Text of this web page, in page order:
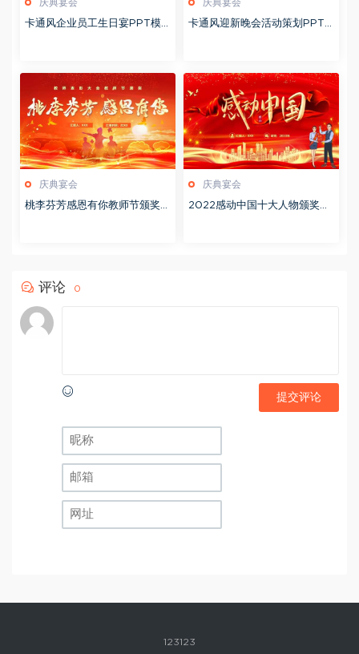
庆典宴会
卡通风企业员工生日宴PPT模
庆典宴会
卡通风迎新晚会活动策划PPT
庆典宴会
桃李芬芳感恩有你教师节颁奖会
庆典宴会
2022感动中国十大人物颁奖词
评论 0
提交评论
123123